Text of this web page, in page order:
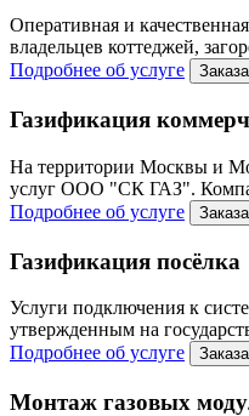
Оперативная и
владельцев коттеджей,
Подробнее об услуге
Газификация
На территории Москвы и
услуг ООО "СК ГАЗ".
Подробнее об услуге
Газификация посёлка
Услуги подключения к
утвержденным на
Подробнее об услуге
Монтаж газовых